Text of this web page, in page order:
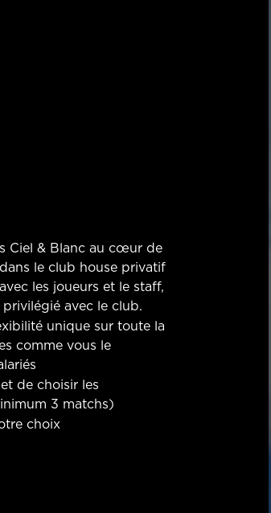
Ciel & Blanc au cœur de
le club house privatif
les joueurs et le staff,
privilégié avec le club.
unique sur toute la
comme vous le
de choisir les
3 matchs)
choix